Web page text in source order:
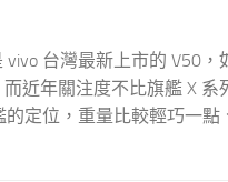
台灣最新上市的 V50
近年關注度不比旗艦 X 系
定位，重量比較輕巧一點